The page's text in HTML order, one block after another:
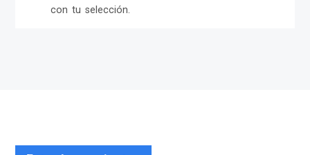
con tu selección.